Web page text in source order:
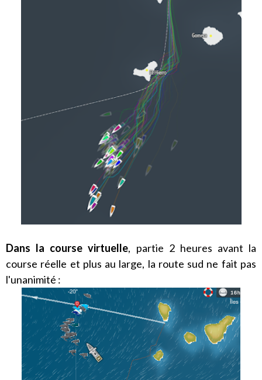
Dans la course virtuelle, partie 2 heures avant la
course réelle et plus au large, la route sud ne fait pas
l'unanimité :